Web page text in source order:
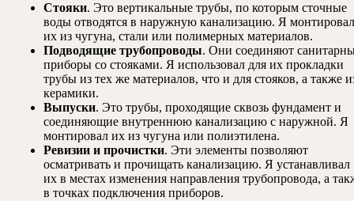
Стояки. Это вертикальные трубы, по которым сточные
воды отводятся в наружную канализацию. Я монтировал
их из чугуна, стали или полимерных материалов.
Подводящие трубопроводы. Они соединяют
приборы со стояками. Я использовал для их прокладки
трубы из тех же материалов, что и для стояков, а также
керамики.
Выпуски. Это трубы, проходящие сквозь фундамент и
соединяющие внутреннюю канализацию с наружной. Я
монтировал их из чугуна или полиэтилена.
Ревизии и прочистки. Эти элементы позволяют
осматривать и прочищать канализацию. Я устанавливал
их в местах изменения направления трубопровода, а
в точках подключения приборов.